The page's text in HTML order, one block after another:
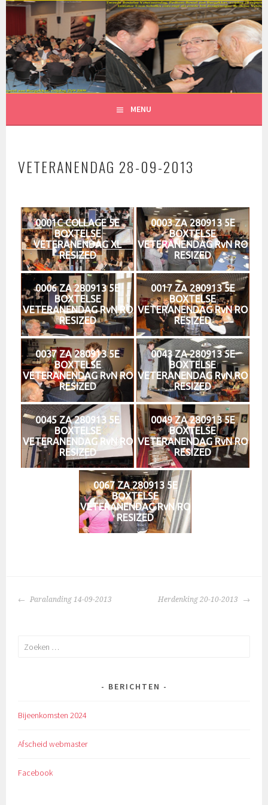
Spring
inhoud
MENU
VETERANENDAG 28-09-2013
0001C COLLAGE 5E
BOXTELSE
VETERANENDAG XL
RESIZED
0003 ZA 280913 5E
BOXTELSE
VETERANENDAG RvN RO
RESIZED
0006 ZA 280913 5E
BOXTELSE
VETERANENDAG RvN RO
RESIZED
0017 ZA 280913 5E
BOXTELSE
VETERANENDAG RvN RO
RESIZED
0037 ZA 280913 5E
BOXTELSE
VETERANENDAG RvN RO
RESIZED
0043 ZA 280913 5E
BOXTELSE
VETERANENDAG RvN RO
RESIZED
0045 ZA 280913 5E
BOXTELSE
VETERANENDAG RvN RO
RESIZED
0049 ZA 280913 5E
BOXTELSE
VETERANENDAG RvN RO
RESIZED
0067 ZA 280913 5E
BOXTELSE
VETERANENDAG RvN RO
RESIZED
BERICHTNAVIGATIE
Paralanding 14-09-2013 Herdenking 20-10-2013
Zoeken
BERICHTEN
Bijeenkomsten 2024
Afscheid webmaster
Facebook